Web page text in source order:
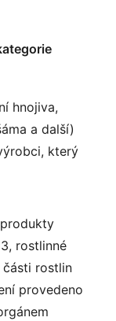
hnojiva,
a další)
který
rostlinné
části rostlin
provedeno